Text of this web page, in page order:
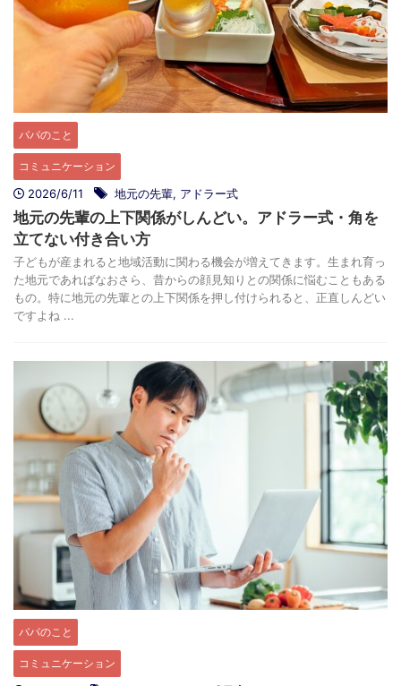
パパのこと
コミュニケーション
2026/6/11 地元の先輩, アドラー式
地元の先輩の上下関係がしんどい。アドラー式・角を
立てない付き合い方
子どもが産まれると地域活動に関わる機会が増えてきます。生まれ育っ
た地元であればなおさら、昔からの顔見知りとの関係に悩むこともある
もの。特に地元の先輩との上下関係を押し付けられると、正直しんどい
ですよね ...
パパのこと
コミュニケーション